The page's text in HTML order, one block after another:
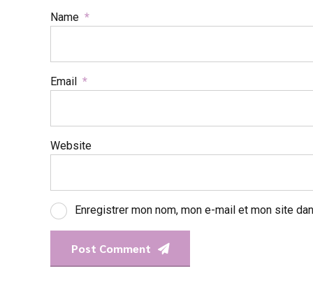
Name *
Email *
Website
Enregistrer mon nom, mon e-mail et mon site
Post Comment